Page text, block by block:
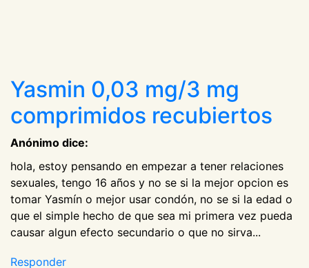
Yasmin 0,03 mg/3 mg
comprimidos recubiertos
Anónimo dice:
hola, estoy pensando en empezar a tener relaciones
sexuales, tengo 16 años y no se si la mejor opcion es
tomar Yasmín o mejor usar condón, no se si la edad o
que el simple hecho de que sea mi primera vez pueda
causar algun efecto secundario o que no sirva...
Responder